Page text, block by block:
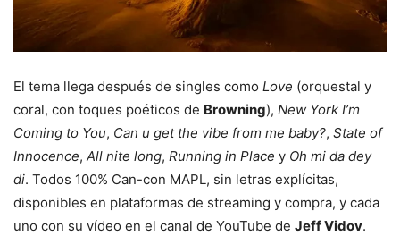
El tema llega después de singles como Love (orquestal y
coral, con toques poéticos de Browning), New York I’m
Coming to You, Can u get the vibe from me baby?, State of
Innocence, All nite long, Running in Place y Oh mi da dey
di. Todos 100% Can-con MAPL, sin letras explícitas,
disponibles en plataformas de streaming y compra, y cada
uno con su vídeo en el canal de YouTube de Jeff Vidov.